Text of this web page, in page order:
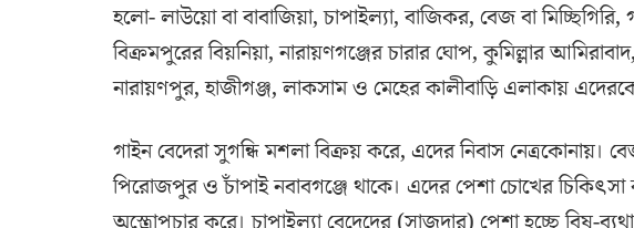
হলো- লাউয়ো বা বাবাজিয়া, চাপাইল্যা, বাজিকর, বেজ বা মিচ্ছিগিরি,
বিক্রমপুরের বিয়নিয়া, নারায়ণগঞ্জের চারার ঘোপ, কুমিল্লার
নারায়ণপুর, হাজীগঞ্জ, লাকসাম ও মেহের কালীবাড়ি এলাকায়
গাইন বেদেরা সুগন্ধি মশলা বিক্রয় করে, এদের নিবাস নেত্রকোনায়।
পিরোজপুর ও চাঁপাই নবাবগঞ্জে থাকে। এদের পেশা চোখের চিকিৎসা